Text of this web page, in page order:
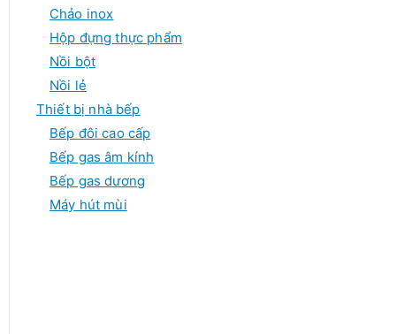
Chảo inox
Hộp đựng thực phẩm
Nồi bột
Nồi lẻ
Thiết bị nhà bếp
Bếp đôi cao cấp
Bếp gas âm kính
Bếp gas dương
Máy hút mùi